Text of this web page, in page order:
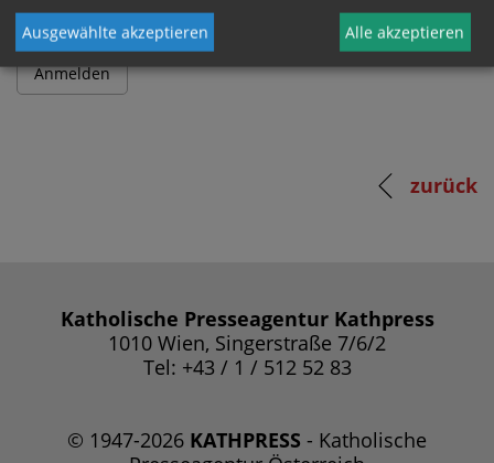
zurück
Katholische Presseagentur Kathpress
1010 Wien, Singerstraße 7/6/2
Tel: +43 / 1 / 512 52 83
© 1947-2026 KATHPRESS - Katholische
Ausgewählte akzeptieren Alle akzeptieren